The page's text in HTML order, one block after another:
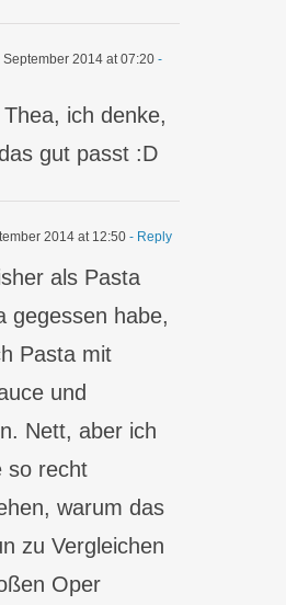
September 2014 at 07:20 -
ich denke,
gut passt :D
2014 at 12:50 - Reply
als Pasta
gegessen habe,
Pasta mit
und
Nett, aber ich
so recht
warum das
zu Vergleichen
Oper